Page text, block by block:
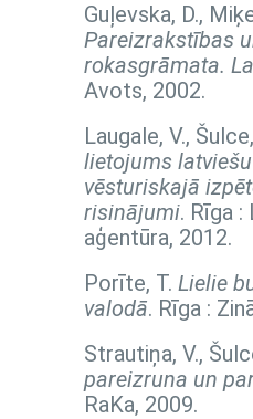
Guļevska, D.,
Pareizrakstības
rokasgrāmata.
Avots, 2002.
Laugale, V.,
lietojums
vēsturiskajā
risinājumi. Rīga
aģentūra, 2012.
Porīte, T. Lielie
valodā. Rīga :
Strautiņa, V.,
pareizruna un
RaKa, 2009.